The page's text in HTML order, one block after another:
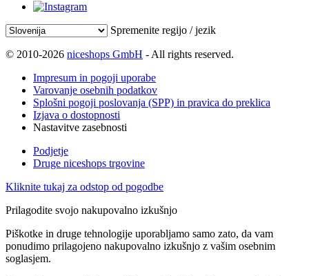
Spremenite regijo / jezik
© 2010-2026 niceshops GmbH - All rights reserved.
Impresum in pogoji uporabe
Varovanje osebnih podatkov
Splošni pogoji poslovanja (SPP) in pravica do preklica
Izjava o dostopnosti
Nastavitve zasebnosti
Podjetje
Druge niceshops trgovine
Kliknite tukaj za odstop od pogodbe
Prilagodite svojo nakupovalno izkušnjo
Piškotke in druge tehnologije uporabljamo samo zato, da vam
ponudimo prilagojeno nakupovalno izkušnjo z vašim osebnim
soglasjem.